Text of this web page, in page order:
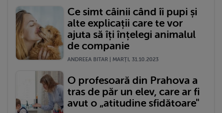
Ce simt câinii când îi pupi și
alte explicații care te vor
ajuta să îți înțelegi animalul
de companie
ANDREEA BITAR | MARŢI, 31.10.2023
O profesoară din Prahova a
tras de păr un elev, care ar fi
avut o „atitudine sfidătoare"